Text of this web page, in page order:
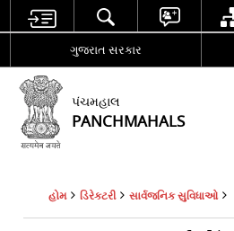
ગુજરાત સરકાર
પંચમહાલ
PANCHMAHALS
હોમ ડિરેક્ટરી સાર્વજનિક સુવિધાઓ